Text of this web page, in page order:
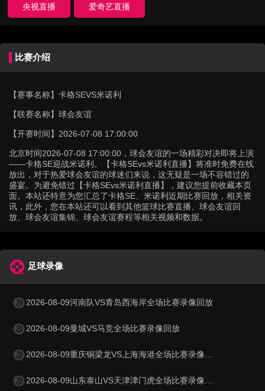
央视直播
爱奇艺直播
比赛介绍
【赛事名称】 卡格SEVS米诺利
【联赛名称】 球会友谊
【开赛时间】 2026-07-08 17:00:00
北京时间2026-07-08 17:00:00，球会友谊的一场精彩对决即将上演
——卡格SE迎战米诺利。【卡格SEvs米诺利直播】将准时免费在线
放出，对于热爱球会友谊的球迷们来说，这无疑是一场不容错过的
盛宴。为避免错过【卡格SEvs米诺利直播】，建议您提前收藏本页
面。本站还特意为您汇总了卡格SE、米诺利近期比赛回放，相关资
讯，此外，您在本站还可以看到其他篮球比赛直播、球会友谊回
放、球会友谊集锦、球会友谊赛程等相关视频和数据。
足球录像
2026-08-09河南队VS青岛西海岸全场比赛录像回放
2026-08-09曼城VS马竞全场比赛录像回放
2026-08-09重庆铜梁龙VS上海海港全场比赛录像回放
2026-08-09山东泰山VS天津津门虎全场比赛录像回放